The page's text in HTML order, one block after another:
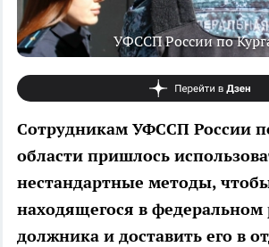
УФССП России по
Сотрудникам УФССП России
области пришлось
нестандартные методы,
находящегося в федеральном
должника и доставить его в